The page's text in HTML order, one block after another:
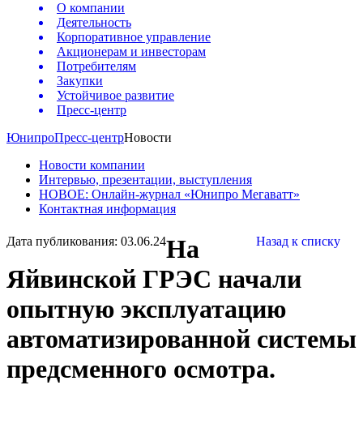
О компании
Деятельность
Корпоративное управление
Акционерам и инвесторам
Потребителям
Закупки
Устойчивое развитие
Пресс-центр
ЮнипроПресс-центрНовости
Новости компании
Интервью, презентации, выступления
НОВОЕ: Онлайн-журнал «Юнипро Мегаватт»
Контактная информация
Дата публикования: 03.06.24 Назад к списку
На
Яйвинской ГРЭС начали
опытную эксплуатацию
автоматизированной системы
предсменного осмотра.